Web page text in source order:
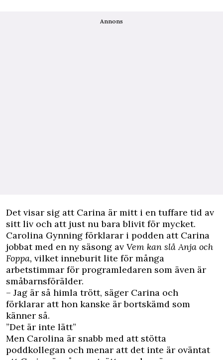
Annons
Det visar sig att Carina är mitt i en tuffare tid av
sitt liv och att just nu bara blivit för mycket.
Carolina Gynning förklarar i podden att Carina
jobbat med en ny säsong av Vem kan slå Anja och
Foppa, vilket inneburit lite för många
arbetstimmar för programledaren som även är
småbarnsförälder.
– Jag är så himla trött, säger Carina och
förklarar att hon kanske är bortskämd som
känner så.
”Det är inte lätt”
Men Carolina är snabb med att stötta
poddkollegan och menar att det inte är oväntat